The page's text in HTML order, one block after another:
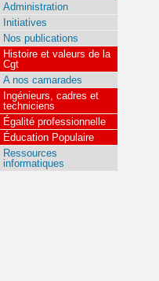
Administration
Initiatives
Nos publications
Histoire et valeurs de la
Cgt
A nos camarades
Ingénieurs, cadres et
techniciens
Égalité professionnelle
Éducation Populaire
Ressources
informatiques